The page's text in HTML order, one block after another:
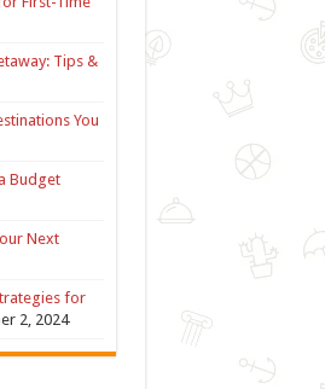
Tips &
You
Budget
Next
for
2, 2024